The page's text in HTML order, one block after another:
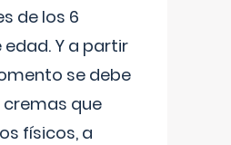
de los 6
Y a partir
se debe
que
físicos, a